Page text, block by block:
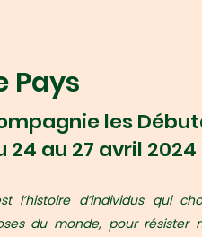
Pays
les
24 au 27 avril 2024
l’histoire d’individus qui
du monde, pour résister